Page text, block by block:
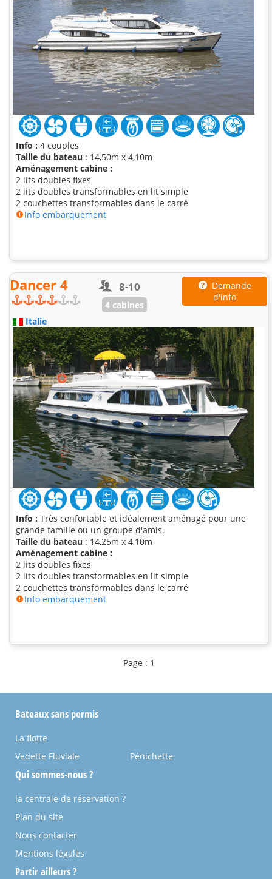
Info : 4 couples
Taille du bateau : 14,50m x 4,10m
Aménagement cabine :
2 lits doubles fixes
2 lits doubles transformables en lit simple
2 couchettes transformables dans le carré
Info embarquement
Dancer 4 8-10
4 cabines
Demande
d'info
Italie
Info : Très confortable et idéalement aménagé pour une
grande famille ou un groupe d'amis.
Taille du bateau : 14,25m x 4,10m
Aménagement cabine :
2 lits doubles fixes
2 lits doubles transformables en lit simple
2 couchettes transformables dans le carré
Info embarquement
Page : 1
Bateaux sans permis
La flotte
Vedette Fluviale
Pénichette
Qui sommes-nous ?
la centrale de réservation ?
Plan du site
Nous contacter
Mentions légales
Partir ailleurs ?